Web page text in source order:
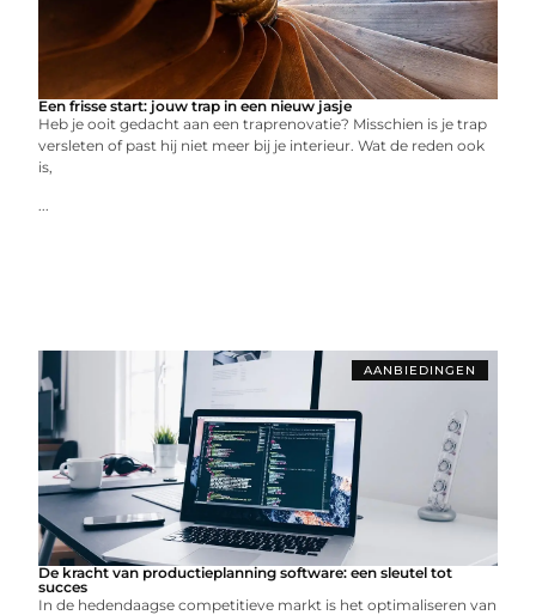
Een frisse start: jouw trap in een nieuw jasje
Heb je ooit gedacht aan een traprenovatie? Misschien is je trap
versleten of past hij niet meer bij je interieur. Wat de reden ook
is,
...
AANBIEDINGEN
De kracht van productieplanning software: een sleutel tot
succes
In de hedendaagse competitieve markt is het optimaliseren van